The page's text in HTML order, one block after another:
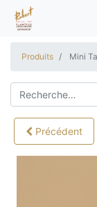
Produits Mini
Précédent